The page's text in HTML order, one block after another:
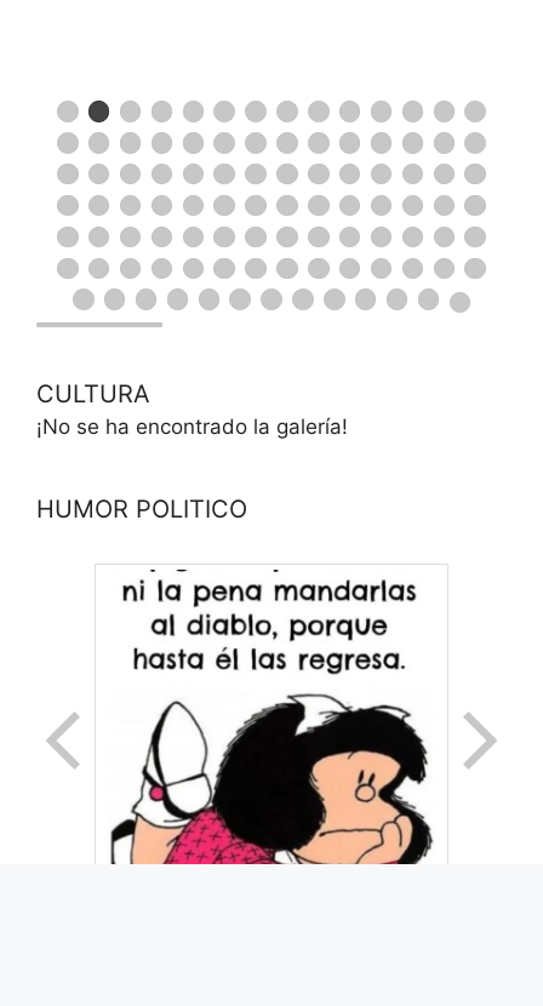
CULTURA
¡No se ha encontrado la galería!
HUMOR POLITICO